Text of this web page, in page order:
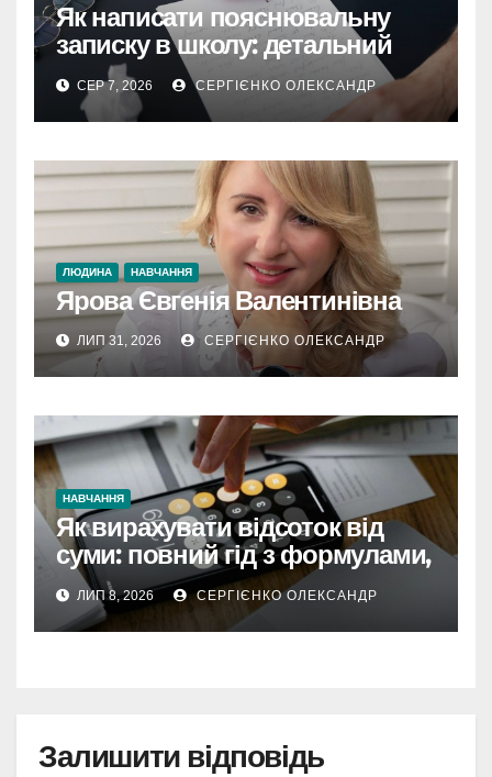
Як написати пояснювальну
записку в школу: детальний
гайд зі зразками на 2026
СЕР 7, 2026 СЕРГІЄНКО ОЛЕКСАНДР
ЛЮДИНА НАВЧАННЯ
Ярова Євгенія Валентинівна
ЛИП 31, 2026 СЕРГІЄНКО ОЛЕКСАНДР
НАВЧАННЯ
Як вирахувати відсоток від
суми: повний гід з формулами,
прикладами та практичними
трюками
ЛИП 8, 2026 СЕРГІЄНКО ОЛЕКСАНДР
Залишити відповідь